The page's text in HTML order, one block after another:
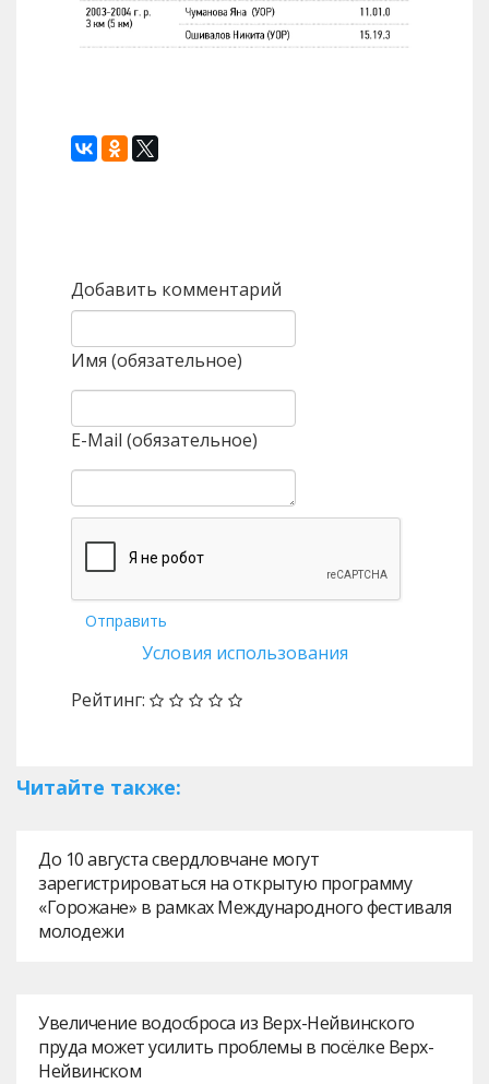
Добавить комментарий
Имя (обязательное)
E-Mail (обязательное)
Отправить
Условия использования
Рейтинг:
Читайте также:
До 10 августа свердловчане могут
зарегистрироваться на открытую программу
«Горожане» в рамках Международного фестиваля
молодежи
Увеличение водосброса из Верх-Нейвинского
пруда может усилить проблемы в посёлке Верх-
Нейвинском